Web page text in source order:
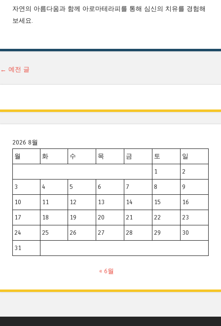
자연의 아름다움과 함께 아로마테라피를 통해 심신의 치유를 경험해
보세요.
글 네비게이션
← 예전 글
2026 8월
월
화 수 목 금 토 일
1 2
3 4 5 6 7 8 9
10 11 12 13 14 15 16
17 18 19 20 21 22 23
24 25 26 27 28 29 30
31
« 6월